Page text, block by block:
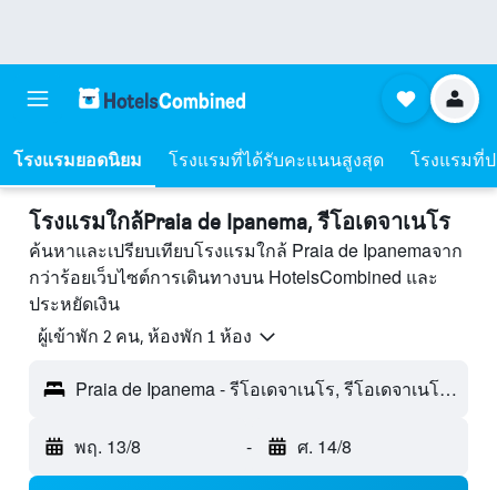
โรงแรมยอดนิยม โรงแรมที่ได้รับคะแนนสูงสุด โรงแรมที่
โรงแรมใกล้Praia de Ipanema, รีโอเดจาเนโร
ค้นหาและเปรียบเทียบโรงแรมใกล้ Praia de Ipanemaจาก
กว่าร้อยเว็บไซต์การเดินทางบน HotelsCombined และ
ประหยัดเงิน
ผู้เข้าพัก 2 คน, ห้องพัก 1 ห้อง
Praia de Ipanema - รีโอเดจาเนโร, รีโอเดจาเนโร, บราซิล
พฤ. 13/8 - ศ. 14/8